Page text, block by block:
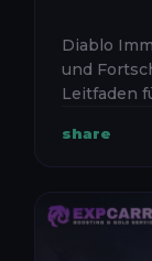
Diablo
und
Leitfaden
einem
share